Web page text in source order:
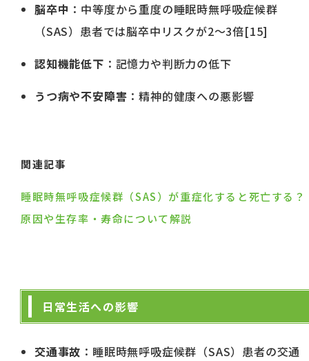
脳卒中 ：中等度から重度の睡眠時無呼吸症候群
（SAS）患者では脳卒中リスクが2〜3倍[15]
認知機能低下 ：記憶力や判断力の低下
うつ病や不安障害 ：精神的健康への悪影響
関連記事
睡眠時無呼吸症候群（SAS）が重症化すると死亡する？
原因や生存率・寿命について解説
日常生活への影響
交通事故 ：睡眠時無呼吸症候群（SAS）患者の交通